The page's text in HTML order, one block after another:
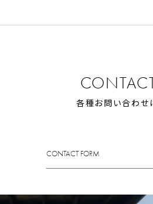
各種お問い合わせ
CONTACT FORM